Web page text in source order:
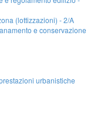
(lottizzazioni) - 2/A
e conservazione
urbanistiche